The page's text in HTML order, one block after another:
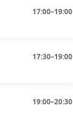
17:00–19:00
17:30–19:00
19:00–20:30